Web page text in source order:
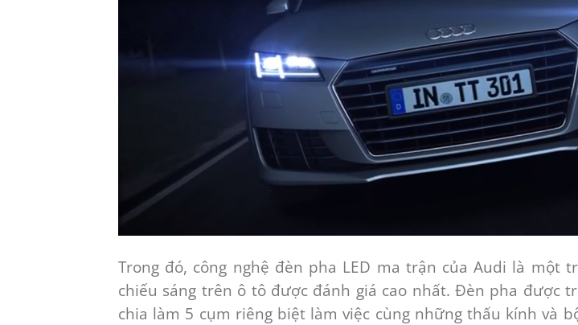
Trong đó, công nghệ đèn pha LED ma trận của Audi là một
chiếu sáng trên ô tô được đánh giá cao nhất. Đèn pha được
chia làm 5 cụm riêng biệt làm việc cùng những thấu kính và